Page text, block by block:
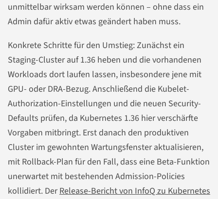
unmittelbar wirksam werden können – ohne dass ein
Admin dafür aktiv etwas geändert haben muss.
Konkrete Schritte für den Umstieg: Zunächst ein
Staging-Cluster auf 1.36 heben und die vorhandenen
Workloads dort laufen lassen, insbesondere jene mit
GPU- oder DRA-Bezug. Anschließend die Kubelet-
Authorization-Einstellungen und die neuen Security-
Defaults prüfen, da Kubernetes 1.36 hier verschärfte
Vorgaben mitbringt. Erst danach den produktiven
Cluster im gewohnten Wartungsfenster aktualisieren,
mit Rollback-Plan für den Fall, dass eine Beta-Funktion
unerwartet mit bestehenden Admission-Policies
kollidiert. DerRelease-Bericht von InfoQ zu Kubernetes